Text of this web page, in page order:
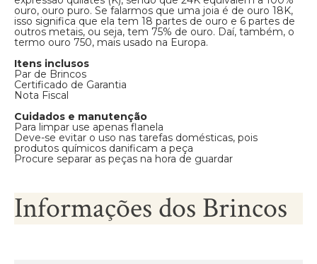
ouro, ouro puro. Se falarmos que uma joia é de ouro 18K,
isso significa que ela tem 18 partes de ouro e 6 partes de
outros metais, ou seja, tem 75% de ouro. Daí, também, o
termo ouro 750, mais usado na Europa.
Itens inclusos
Par de Brincos
Certificado de Garantia
Nota Fiscal
Cuidados e manutenção
Para limpar use apenas flanela
Deve-se evitar o uso nas tarefas domésticas, pois
produtos químicos danificam a peça
Procure separar as peças na hora de guardar
Informações dos Brincos